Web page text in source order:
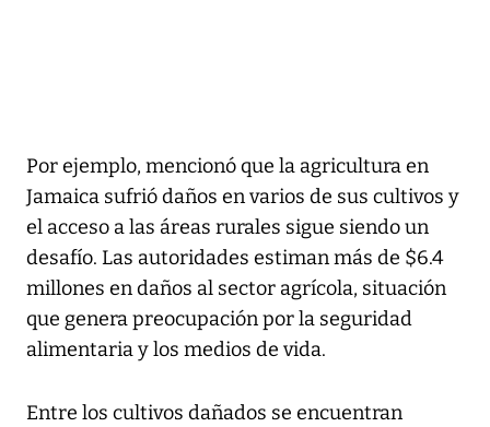
Por ejemplo, mencionó que la agricultura en
Jamaica sufrió daños en varios de sus cultivos y
el acceso a las áreas rurales sigue siendo un
desafío. Las autoridades estiman más de $6.4
millones en daños al sector agrícola, situación
que genera preocupación por la seguridad
alimentaria y los medios de vida.
Entre los cultivos dañados se encuentran